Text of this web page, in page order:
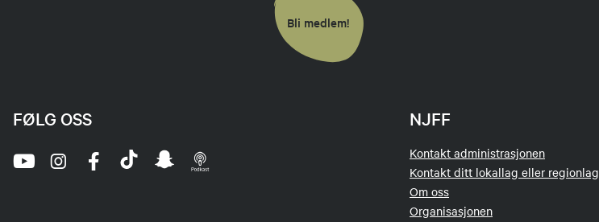
Bli medlem!
NJFF
Kontakt administrasjonen
Kontakt ditt lokallag eller regionlag
Om oss
Organisasjonen
FØLG OSS